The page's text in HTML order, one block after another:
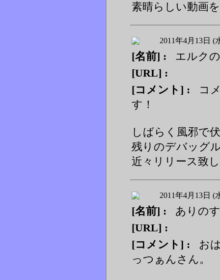
素晴らしい動画
2011年4月13日 (
[名前] : エルク
[URL] :
[コメント] : コ
す！
しばらく風邪で
残りのデバッグ
近々リリース致
2011年4月13日 (
[名前] : ありのす
[URL] :
[コメント] : お
っつぁんさん。